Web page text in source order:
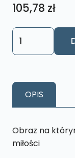
105,78 zł
ilość
Obraz
18x27
cmOPIS
Obraz na
miłości